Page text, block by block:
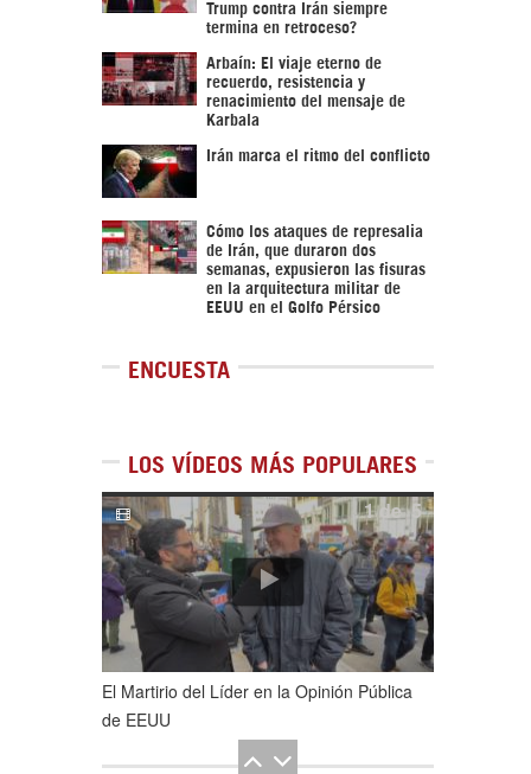
Trump contra Irán siempre
termina en retroceso?
Arbaín: El viaje eterno de
recuerdo, resistencia y
renacimiento del mensaje de
Karbala
Irán marca el ritmo del conflicto
Cómo los ataques de represalia
de Irán, que duraron dos
semanas, expusieron las fisuras
en la arquitectura militar de
EEUU en el Golfo Pérsico
ENCUESTA
LOS VÍDEOS MÁS POPULARES
1de5
El Martirio del Líder en la Opinión Pública
de EEUU